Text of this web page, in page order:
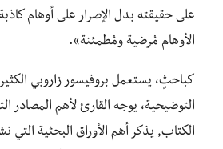
على حقيقته بدل الإصرار على أوهام
الأوهام مُرضية ومُطمئنة».
كباحثٍ، يستعمل بروفيسور زاروبي
التوضيحية، يوجه القارئ لأهم
الكتاب, يذكر أهم الأوراق البحثية